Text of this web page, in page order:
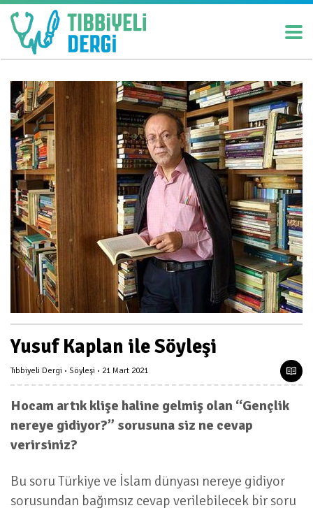
Yusuf Kaplan ile Söyleşi
Tıbbiyeli Dergi Söyleşi 21 Mart 2021
Hocam artık klişe haline gelmiş olan “Gençlik
nereye gidiyor?” sorusuna siz ne cevap
verirsiniz?
Bu soru Türkiye ve İslam dünyası nereye gidiyor
sorusundan bağımsız cevap verilebilecek bir soru